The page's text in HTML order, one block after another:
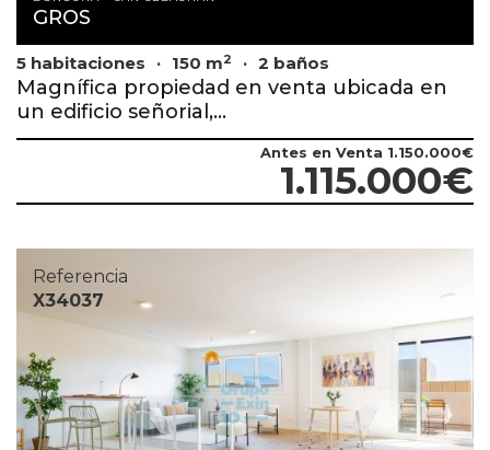
GROS
5 habitaciones 150 m2 2 baños
Magnífica propiedad en venta ubicada en
un edificio señorial,...
Antes en Venta 1.150.000€
1.115.000€
Referencia
X34037